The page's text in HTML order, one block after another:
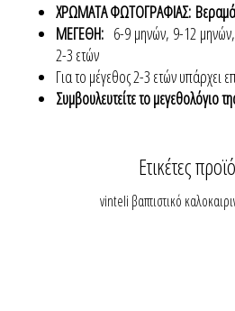
ΧΡΩΜΑΤΑ ΦΩΤΟΓΡΑΦΙΑΣ:
ΜΕΓΕΘΗ: 6-9 μηνών, 9-12
2-3 ετών
Για το μέγεθος 2-3 ετών υπάρχει
Συμβουλευτείτε το μεγεθολόγιο
Ετικέτες
vinteli βαπτιστικό